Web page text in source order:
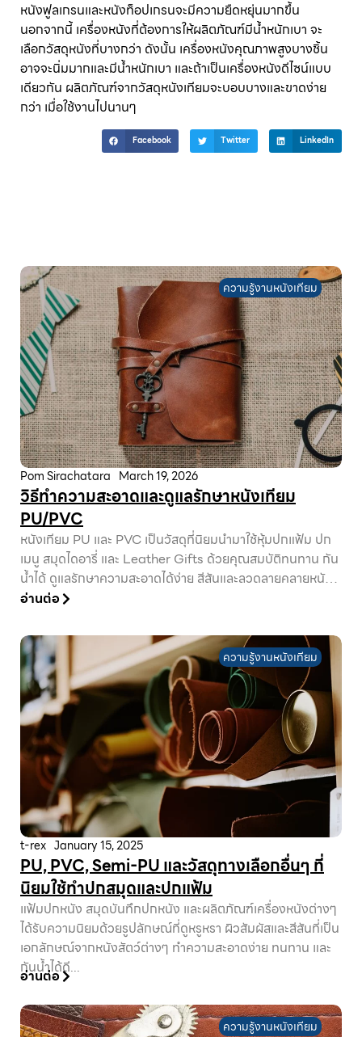
หนังฟูลเกรนและหนังท็อปเกรนจะมีความยืดหยุ่นมากขึ้น
นอกจากนี้ เครื่องหนังที่ต้องการให้ผลิตภัณฑ์มีน้ำหนักเบา จะ
เลือกวัสดุหนังที่บางกว่า ดังนั้น เครื่องหนังคุณภาพสูงบางชิ้น
อาจจะนิ่มมากและมีน้ำหนักเบา และถ้าเป็นเครื่องหนังดีไซน์แบบ
เดียวกัน ผลิตภัณฑ์จากวัสดุหนังเทียมจะบอบบางและขาดง่าย
กว่า เมื่อใช้งานไปนานๆ
Facebook Twitter LinkedIn
ความรู้งานหนังเทียม
Pom Sirachatara March 19, 2026
วิธีทำความสะอาดและดูแลรักษาหนังเทียม
PU/PVC
หนังเทียม PU และ PVC เป็นวัสดุที่นิยมนำมาใช้หุ้มปกแฟ้ม ปก
เมนู สมุดไดอารี่ และ Leather Gifts ด้วยคุณสมบัติทนทาน กัน
น้ำได้ ดูแลรักษาความสะอาดได้ง่าย สีสันและลวดลายคลายหนัง
แท้ ทำให้สินค้าดูพรีเมียม อย่างไรก็ตาม หนังเทียม PU และ...
อ่านต่อ
ความรู้งานหนังเทียม
t-rex January 15, 2025
PU, PVC, Semi-PU และวัสดุทางเลือกอื่นๆ ที่
นิยมใช้ทำปกสมุดและปกแฟ้ม
แฟ้มปกหนัง สมุดบันทึกปกหนัง และผลิตภัณฑ์เครื่องหนังต่างๆ
ได้รับความนิยมด้วยรูปลักษณ์ที่ดูหรูหรา ผิวสัมผัสและสีสันที่เป็น
เอกลักษณ์จากหนังสัตว์ต่างๆ ทำความสะอาดง่าย ทนทาน และ
กันน้ำได้ดี...
อ่านต่อ
ความรู้งานหนังเทียม